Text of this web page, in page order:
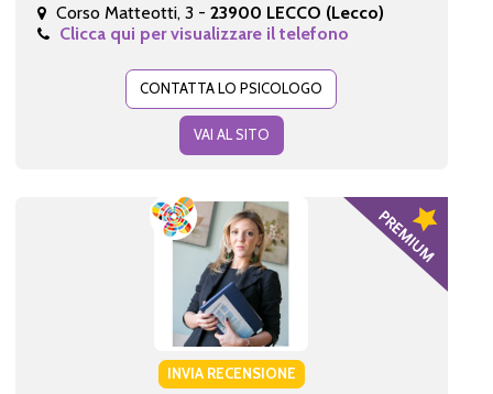
Corso Matteotti, 3 - 23900 LECCO (Lecco)
Clicca qui per visualizzare il telefono
CONTATTA LO PSICOLOGO
VAI AL SITO
INVIA RECENSIONE